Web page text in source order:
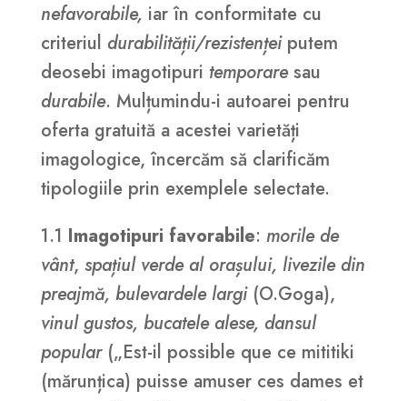
nefavorabile, iar în conformitate cu
criteriul durabilității/rezistenței putem
deosebi imagotipuri temporaresau
durabile. Mulțumindu-i autoarei pentru
oferta gratuită a acestei varietăți
imagologice, încercăm să clarificăm
tipologiile prin exemplele selectate.
1.1 Imagotipuri favorabile: morile de
vânt, spațiul verde al orașului, livezile din
preajmă, bulevardele largi (O.Goga),
vinul gustos, bucatele alese, dansul
popular(„Est-il possible que ce mititiki
(mărunțica) puisse amuser ces dames et